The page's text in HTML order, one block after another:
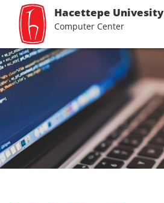
Hacettepe Univesity
Computer Center